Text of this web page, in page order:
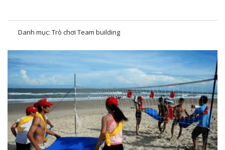
Danh mục: Trò chơi Team building